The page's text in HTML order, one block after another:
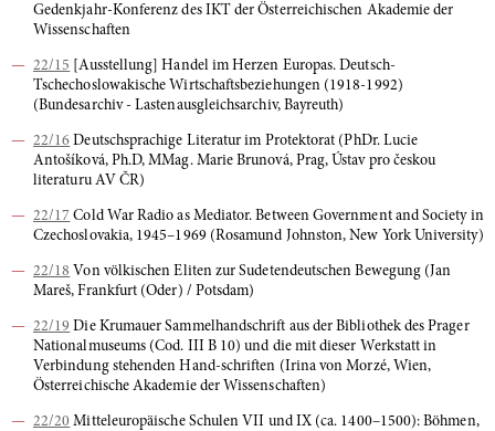
Gedenkjahr-Konferenz des IKT der Österreichischen Akademie der
Wissenschaften
22/15 [Ausstellung] Handel im Herzen Europas. Deutsch-
Tschechoslowakische Wirtschaftsbeziehungen (1918-1992)
(Bundesarchiv - Lastenausgleichsarchiv, Bayreuth)
22/16 Deutschsprachige Literatur im Protektorat (PhDr. Lucie
Antošíková, Ph.D, MMag. Marie Brunová, Prag, Ústav pro českou
literaturu AV ČR)
22/17 Cold War Radio as Mediator. Between Government and Society in
Czechoslovakia, 1945–1969 (Rosamund Johnston, New York University)
22/18 Von völkischen Eliten zur Sudetendeutschen Bewegung (Jan
Mareš, Frankfurt (Oder) / Potsdam)
22/19 Die Krumauer Sammelhandschrift aus der Bibliothek des Prager
Nationalmuseums (Cod. III B 10) und die mit dieser Werkstatt in
Verbindung stehenden Hand-schriften (Irina von Morzé, Wien,
Österreichische Akademie der Wissenschaften)
22/20 Mitteleuropäische Schulen VII und IX (ca. 1400–1500): Böhmen,